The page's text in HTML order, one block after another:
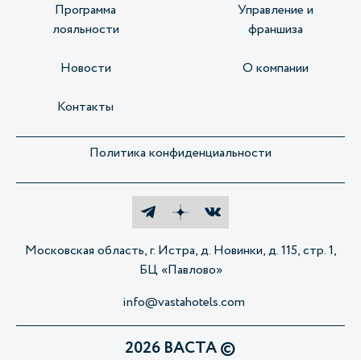
Программа
лояльности
Управление и
франшиза
Новости О компании
Контакты
Политика конфиденциальности
Московская область, г. Истра, д. Новинки, д. 115, стр. 1,
БЦ «Павлово»
info@vastahotels.com
2026 ВАСТА ©